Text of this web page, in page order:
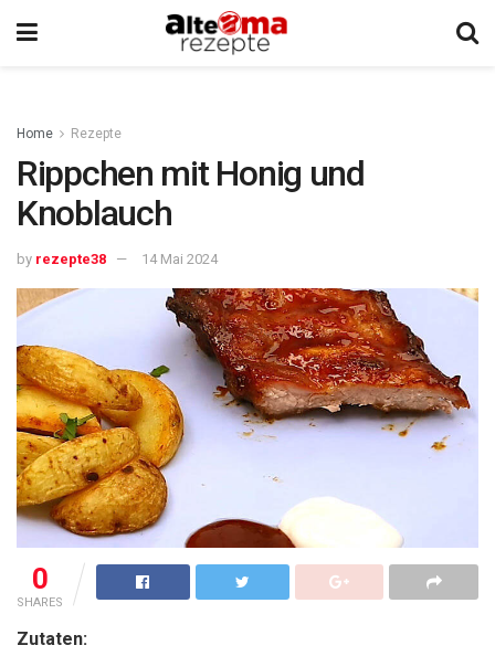
Home Rezepte
Rippchen mit Honig und
Knoblauch
by rezepte38 14 Mai 2024
0
SHARES
Zutaten: